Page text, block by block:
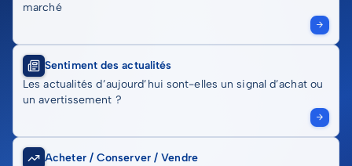
marché
Sentiment des actualités
Les actualités d’aujourd’hui sont-elles un signal d’achat ou
un avertissement ?
Acheter / Conserver / Vendre